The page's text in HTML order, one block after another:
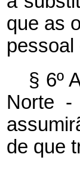
que as
pessoal
§ 6º
Norte
de que